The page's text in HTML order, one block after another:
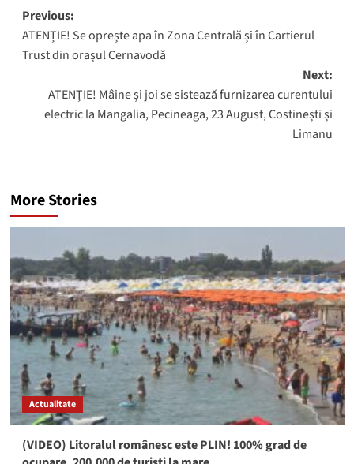
Post
navigation
Previous:
ATENȚIE! Se oprește apa în Zona Centrală și în Cartierul
Trust din orașul Cernavodă
Next:
ATENȚIE! Mâine și joi se sistează furnizarea curentului
electric la Mangalia, Pecineaga, 23 August, Costinești și
Limanu
More Stories
Actualitate
(VIDEO) Litoralul românesc este PLIN! 100% grad de